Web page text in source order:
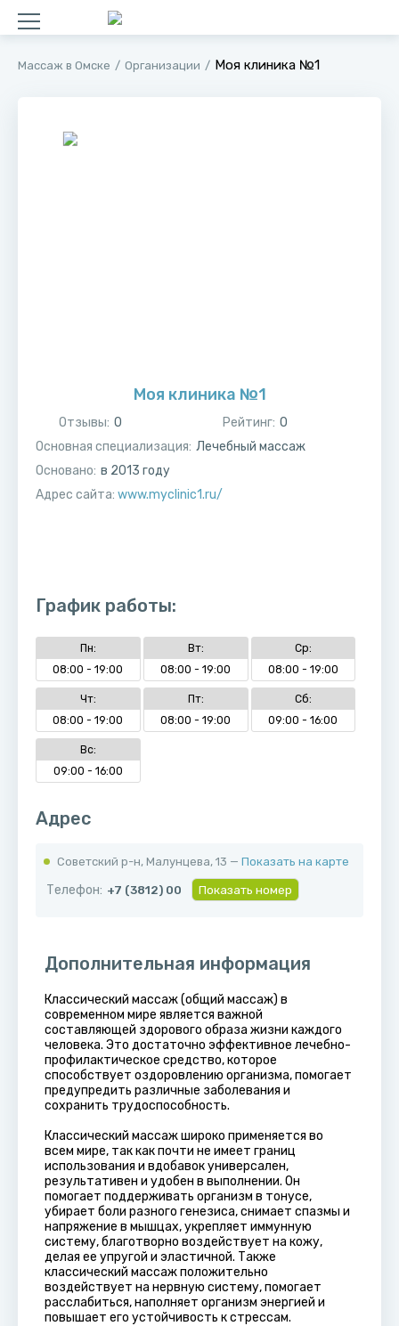
Массаж в Омске Организации Моя клиника №1
Моя клиника №1
Отзывы: 0 Рейтинг: 0
Основная специализация: Лечебный массаж
Основано: в 2013 году
Адрес сайта: www.myclinic1.ru/
График работы:
Пн:
08:00 - 19:00
Вт:
08:00 - 19:00
Ср:
08:00 - 19:00
Чт:
08:00 - 19:00
Пт:
08:00 - 19:00
Сб:
09:00 - 16:00
Вс:
09:00 - 16:00
Адрес
Советский р-н, ​Малунцева, 13 — Показать на карте
Телефон: +7 (3812) 00 Показать номер
Дополнительная информация
Классический массаж (общий массаж) в
современном мире является важной
составляющей здорового образа жизни каждого
человека. Это достаточно эффективное лечебно-
профилактическое средство, которое
способствует оздоровлению организма, помогает
предупредить различные заболевания и
сохранить трудоспособность.
Классический массаж широко применяется во
всем мире, так как почти не имеет границ
использования и вдобавок универсален,
результативен и удобен в выполнении. Он
помогает поддерживать организм в тонусе,
убирает боли разного генезиса, снимает спазмы и
напряжение в мышцах, укрепляет иммунную
систему, благотворно воздействует на кожу,
делая ее упругой и эластичной. Также
классический массаж положительно
воздействует на нервную систему, помогает
расслабиться, наполняет организм энергией и
повышает его устойчивость к стрессам.